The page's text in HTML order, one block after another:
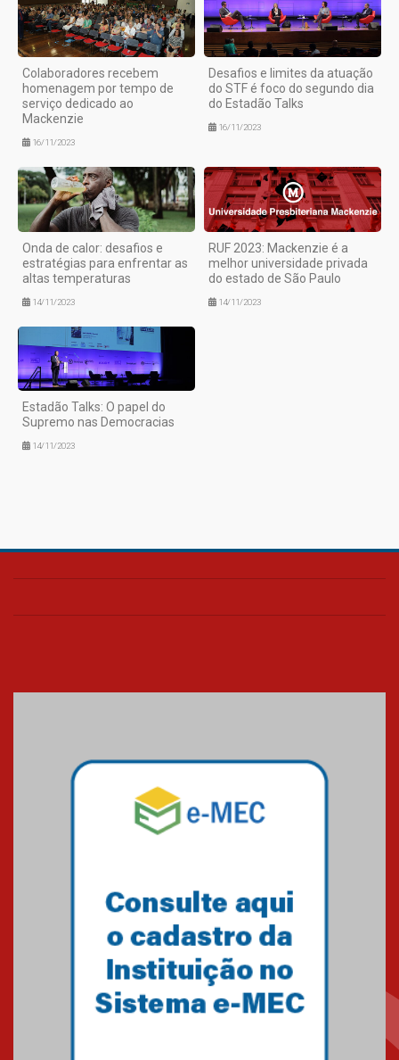
Colaboradores recebem
homenagem por tempo de
serviço dedicado ao
Mackenzie
16/11/2023
Desafios e limites da atuação
do STF é foco do segundo dia
do Estadão Talks
16/11/2023
Onda de calor: desafios e
estratégias para enfrentar as
altas temperaturas
14/11/2023
RUF 2023: Mackenzie é a
melhor universidade privada
do estado de São Paulo
14/11/2023
Estadão Talks: O papel do
Supremo nas Democracias
14/11/2023